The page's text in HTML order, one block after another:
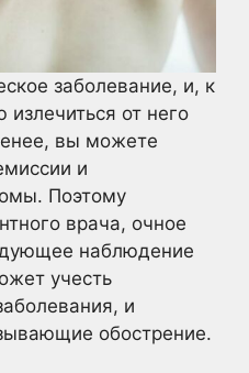
заболевание, и, к
от него
вы можете
и
Поэтому
врача, очное
наблюдение
учесть
и
обострение.